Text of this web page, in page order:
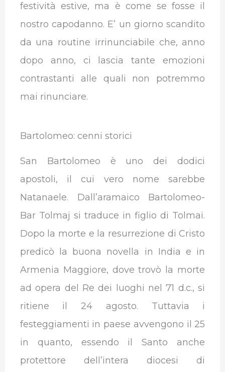
festività estive, ma è come se fosse il
nostro capodanno. E’ un giorno scandito
da una routine irrinunciabile che, anno
dopo anno, ci lascia tante emozioni
contrastanti alle quali non potremmo
mai rinunciare.
Bartolomeo: cenni storici
San Bartolomeo è uno dei dodici
apostoli, il cui vero nome sarebbe
Natanaele. Dall’aramaico Bartolomeo-
Bar Tolmaj si traduce in figlio di Tolmai.
Dopo la morte e la resurrezione di Cristo
predicò la buona novella in India e in
Armenia Maggiore, dove trovò la morte
ad opera del Re dei luoghi nel 71 d.c., si
ritiene il 24 agosto. Tuttavia i
festeggiamenti in paese avvengono il 25
in quanto, essendo il Santo anche
protettore dell’intera diocesi di